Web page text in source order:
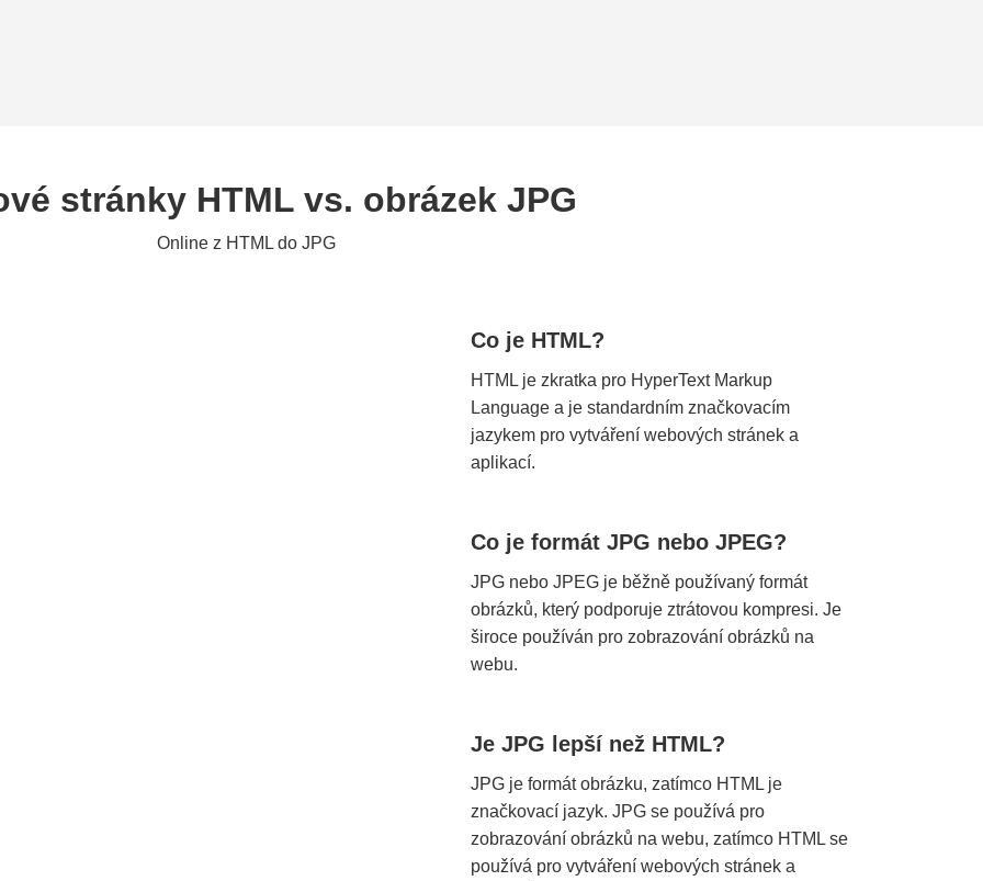
stránky HTML vs. obrázek JPG
Online z HTML do JPG
Co je HTML?
HTML je zkratka pro HyperText Markup
Language a je standardním značkovacím
jazykem pro vytváření webových stránek a
aplikací.
Co je formát JPG nebo JPEG?
JPG nebo JPEG je běžně používaný formát
obrázků, který podporuje ztrátovou kompresi. Je
široce používán pro zobrazování obrázků na
webu.
Je JPG lepší než HTML?
JPG je formát obrázku, zatímco HTML je
značkovací jazyk. JPG se používá pro
zobrazování obrázků na webu, zatímco HTML se
používá pro vytváření webových stránek a